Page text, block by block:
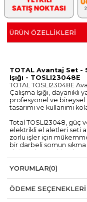
ÜRÜN ÖZELLIKLERI
TOTAL Avantaj Set -
Işığı - TOSLI23048E
TOTAL TOSLI23048E
Çalışma Işığı,
profesyonel ve bireysel
tasarımı ve kullanımı
Total TOSLI23048, güç
elektrikli el aletleri seti
zorlu işler için
bir darbeli somun
doğru alete sahip
anahtardan oluşan bir
İki pil ve bir şarj
daha karmaşık işlere
gelmenize olanak tanır.
YORUMLAR(0)
ÖDEME SEÇENEKLERI